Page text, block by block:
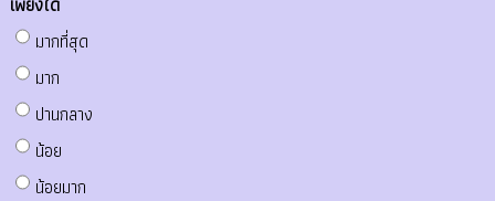
มากที่สุด
มาก
ปานกลาง
น้อย
น้อยมาก